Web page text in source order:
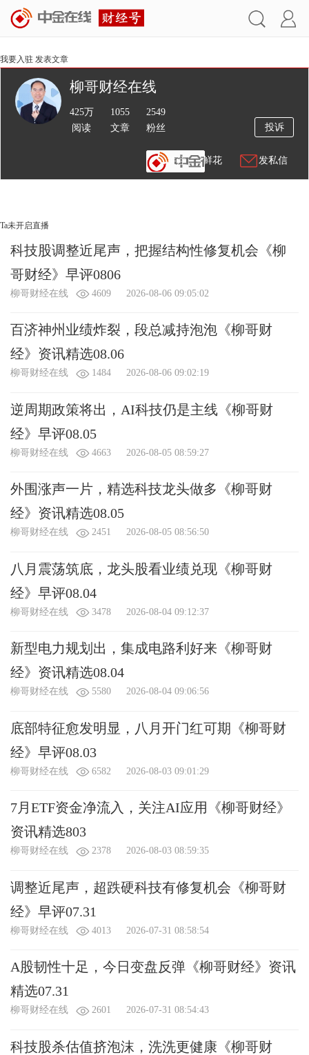
我要入驻 发表文章
柳哥财经在线
投诉
425万
阅读
送鲜花
1055
文章
发私信
2549
粉丝
Ta未开启直播
科技股调整近尾声，把握结构性修复机会《柳
哥财经》早评0806
柳哥财经在线 4609 2026-08-06 09:05:02
百济神州业绩炸裂，段总减持泡泡《柳哥财
经》资讯精选08.06
柳哥财经在线 1484 2026-08-06 09:02:19
逆周期政策将出，AI科技仍是主线《柳哥财
经》早评08.05
柳哥财经在线 4663 2026-08-05 08:59:27
外围涨声一片，精选科技龙头做多《柳哥财
经》资讯精选08.05
柳哥财经在线 2451 2026-08-05 08:56:50
八月震荡筑底，龙头股看业绩兑现《柳哥财
经》早评08.04
柳哥财经在线 3478 2026-08-04 09:12:37
新型电力规划出，集成电路利好来《柳哥财
经》资讯精选08.04
柳哥财经在线 5580 2026-08-04 09:06:56
底部特征愈发明显，八月开门红可期《柳哥财
经》早评08.03
柳哥财经在线 6582 2026-08-03 09:01:29
7月ETF资金净流入，关注AI应用《柳哥财经》
资讯精选803
柳哥财经在线 2378 2026-08-03 08:59:35
调整近尾声，超跌硬科技有修复机会《柳哥财
经》早评07.31
柳哥财经在线 4013 2026-07-31 08:58:54
A股韧性十足，今日变盘反弹《柳哥财经》资讯
精选07.31
柳哥财经在线 2601 2026-07-31 08:54:43
科技股杀估值挤泡沫，洗洗更健康《柳哥财